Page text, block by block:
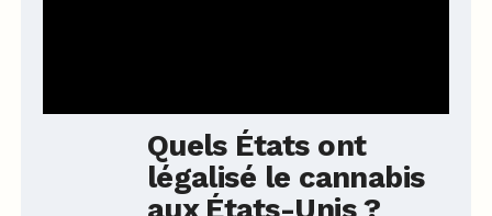
Quels États ont
légalisé le cannabis